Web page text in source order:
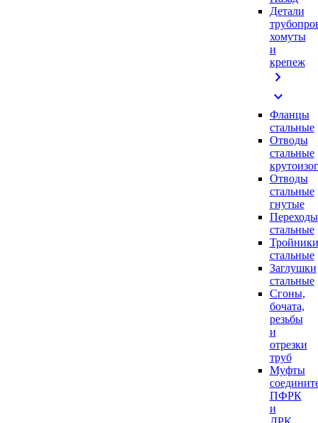
Детали
хомуты
и
крепеж
chevron_right
expand_more
Фланцы
стальные
Отводы
стальные
Отводы
стальные
гнутые
Переходы
стальные
Тройники
стальные
Заглушки
стальные
Сгоны,
бочата,
резьбы
и
отрезки
труб
Муфты
ПФРК
и